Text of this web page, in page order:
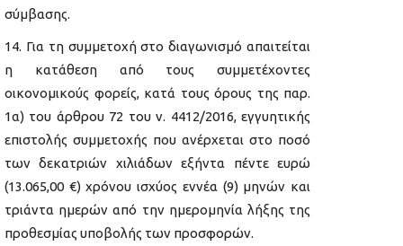
σύμβασης.
Για τη συμμετοχή στο διαγωνισμό απαιτείται
η κατάθεση από τους συμμετέχοντες
οικονομικούς φορείς, κατά τους όρους της παρ.
1α) του άρθρου 72 του ν. 4412/2016, εγγυητικής
επιστολής συμμετοχής που ανέρχεται στο ποσό
των δεκατριών χιλιάδων εξήντα πέντε ευρώ
(13.065,00 €) χρόνου ισχύος εννέα (9) μηνών και
τριάντα ημερών από την ημερομηνία λήξης της
προθεσμίας υποβολής των προσφορών.